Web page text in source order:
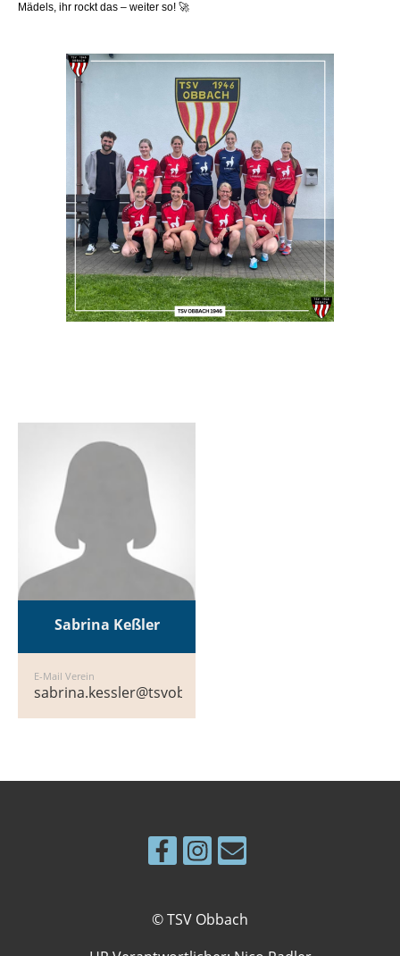
Mädels, ihr rockt das – weiter so! 🚀
Sabrina Keßler
E-Mail Verein
sabrina.kessler@tsvobbach.clubdesk.com
© TSV Obbach